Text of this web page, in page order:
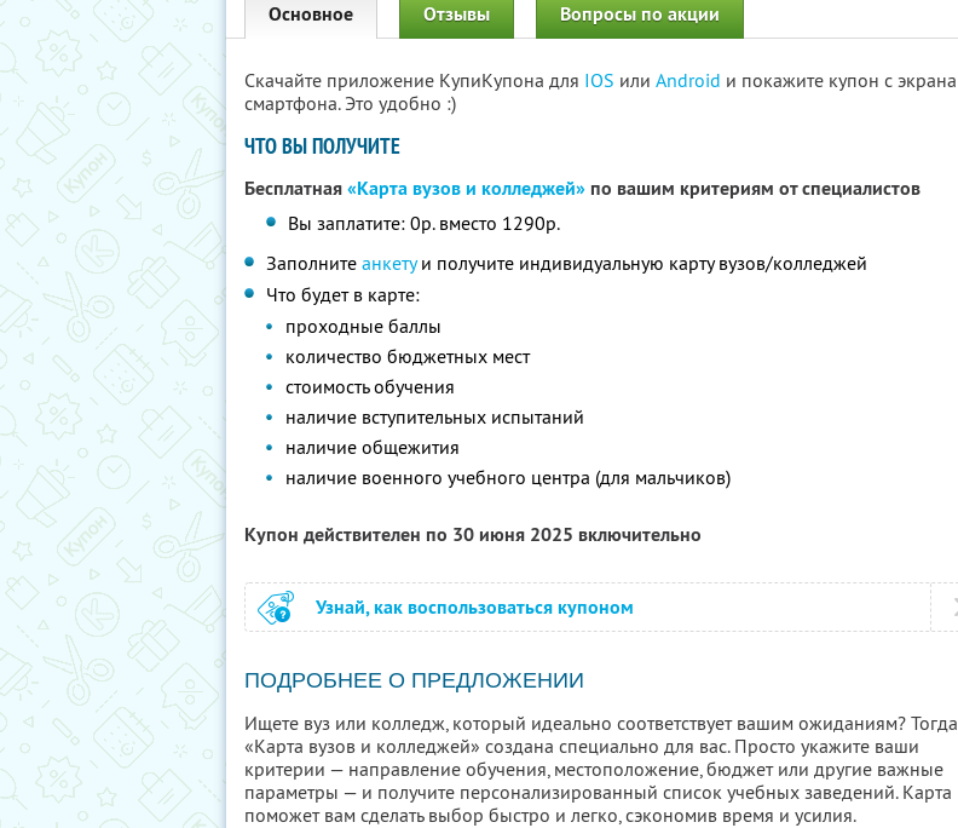
Основное Отзывы Вопросы по акции
Скачайте приложение КупиКупона для IOS или Android и покажите купон с экрана
смартфона. Это удобно :)
ЧТО ВЫ ПОЛУЧИТЕ
Бесплатная«Карта вузов и колледжей» по вашим критериям от специалистов
Вы заплатите: 0р. вместо 1290р.
Заполните анкетуи получите индивидуальную карту вузов/колледжей
Что будет в карте:
проходные баллы
количество бюджетных мест
стоимость обучения
наличие вступительных испытаний
наличие общежития
наличие военного учебного центра (для мальчиков)
Купон действителен по 30 июня 2025 включительно
Узнай, как воспользоваться купоном
ПОДРОБНЕЕ О ПРЕДЛОЖЕНИИ
Ищете вуз или колледж, который идеально соответствует вашим ожиданиям? Тогда
«Карта вузов и колледжей» создана специально для вас. Просто укажите ваши
критерии — направление обучения, местоположение, бюджет или другие важные
параметры — и получите персонализированный список учебных заведений. Карта
поможет вам сделать выбор быстро и легко, сэкономив время и усилия.